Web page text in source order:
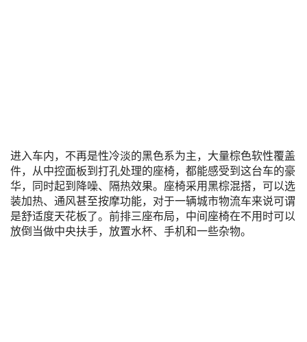
进入车内，不再是性冷淡的黑色系为主，大量棕色软性覆盖
件，从中控面板到打孔处理的座椅，都能感受到这台车的豪
华，同时起到降噪、隔热效果。座椅采用黑棕混搭，可以选
装加热、通风甚至按摩功能，对于一辆城市物流车来说可谓
是舒适度天花板了。前排三座布局，中间座椅在不用时可以
放倒当做中央扶手，放置水杯、手机和一些杂物。